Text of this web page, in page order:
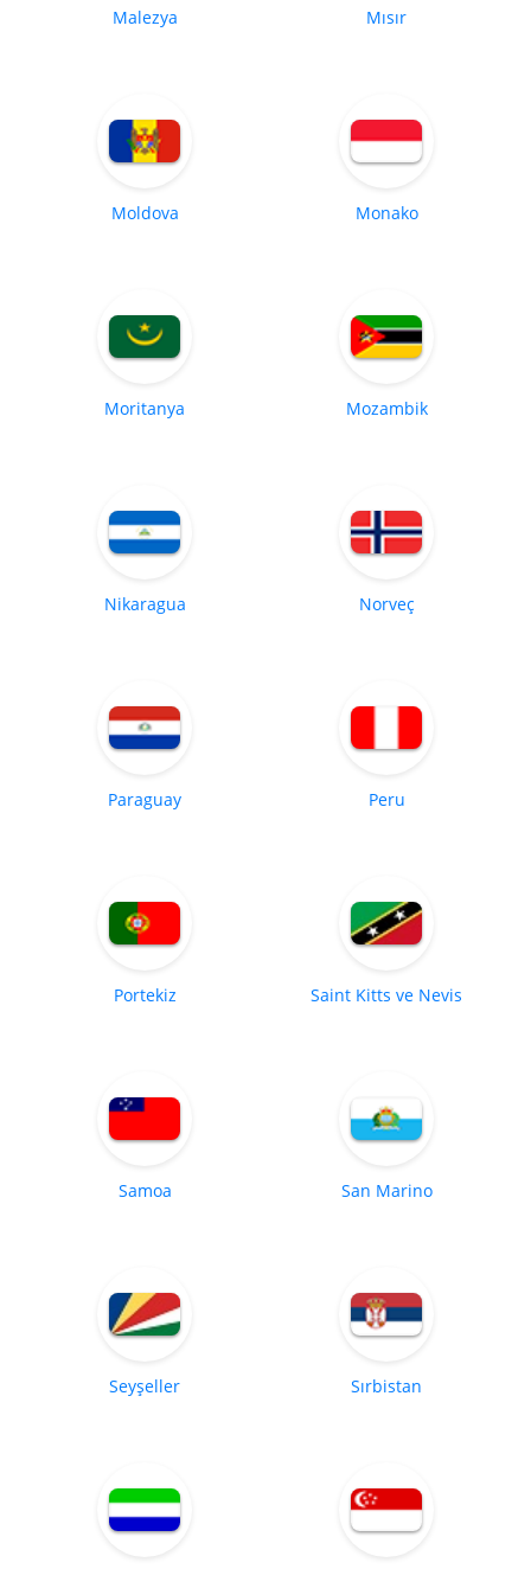
Malezya Mısır
Moldova Monako
Moritanya Mozambik
Nikaragua Norveç
Paraguay Peru
Portekiz Saint Kitts ve Nevis
Samoa San Marino
Seyşeller Sırbistan